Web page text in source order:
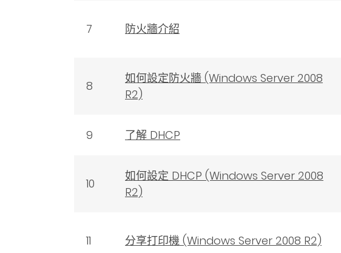
7 防火牆介紹
8
如何設定防火牆 (Windows Server 2008
R2)
9 了解 DHCP
10
如何設定 DHCP (Windows Server 2008
R2)
11 分享打印機 (Windows Server 2008 R2)